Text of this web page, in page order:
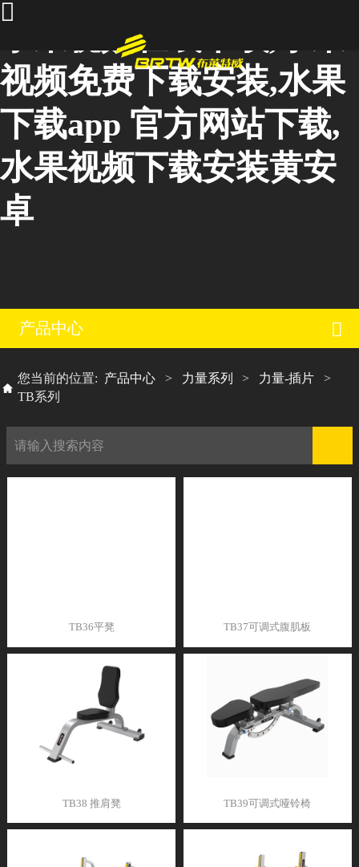
水果视频在线下载,水果
视频免费下载安装,水果
下载app 官方网站下载,
水果视频下载安装黄安
卓
产品中心
您当前的位置: 产品中心 > 力量系列 > 力量-插片
>
TB系列
TB36平凳 TB37可调式腹肌板
TB38 推肩凳 TB39可调式哑铃椅